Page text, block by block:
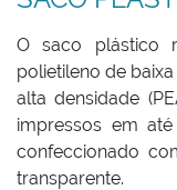
O saco plástico
polietileno de
alta densidade
impressos em
confeccionado
transparente.